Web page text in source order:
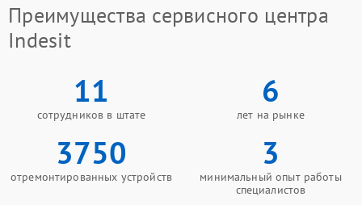
Преимущества сервисного центра
Indesit
11
сотрудников в штате
6
лет на рынке
3750
отремонтированных устройств
3
минимальный опыт работы
специалистов